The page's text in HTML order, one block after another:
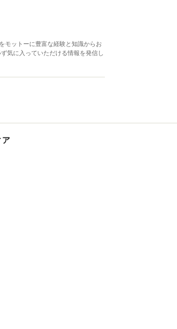
モットーに豊富な経験と知識からお
気に入っていただける情報を発信し
ア